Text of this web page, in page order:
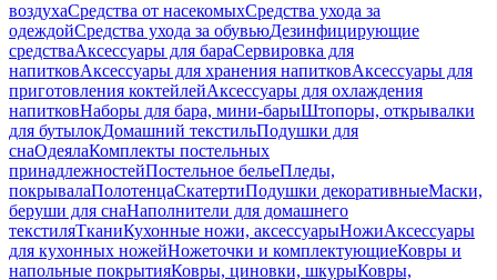
воздухаСредства от насекомыхСредства ухода за
одеждойСредства ухода за обувьюДезинфицирующие
средстваАксессуары для бараСервировка для
напитковАксессуары для хранения напитковАксессуары для
приготовления коктейлейАксессуары для охлаждения
напитковНаборы для бара, мини-барыШтопоры, открывалки
для бутылокДомашний текстильПодушки для
снаОдеялаКомплекты постельных
принадлежностейПостельное бельеПледы,
покрывалаПолотенцаСкатертиПодушки декоративныеМаски,
беруши для снаНаполнители для домашнего
текстиляТканиКухонные ножи, аксессуарыНожиАксессуары
для кухонных ножейНожеточки и комплектующиеКовры и
напольные покрытияКовры, циновки, шкурыКовры,